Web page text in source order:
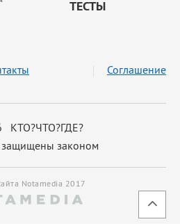
ТЕСТЫ
КТО?ЧТО?ГДЕ?
защищены законом
Соглашение
Notamedia 2017